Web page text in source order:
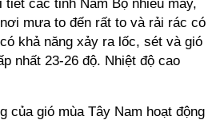
các tỉnh Nam Bộ nhiều mây,
mưa to đến rất to và rải rác có
khả năng xảy ra lốc, sét và gió
nhất 23-26 độ. Nhiệt độ cao
của gió mùa Tây Nam hoạt động